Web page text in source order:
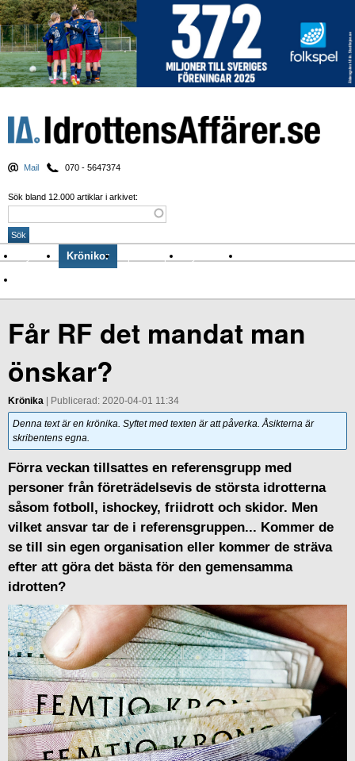
Mail 070 - 5647374
Sök bland 12.000 artiklar i arkivet:
Nyheter Krönikor Sport & spel Nyhetsbrev
Får RF det mandat man
önskar?
Krönika | Publicerad: 2020-04-01 11:34
Denna text är en krönika. Syftet med texten är att påverka. Åsikterna är
skribentens egna.
Förra veckan tillsattes en referensgrupp med
personer från företrädelsevis de största idrotterna
såsom fotboll, ishockey, friidrott och skidor. Men
vilket ansvar tar de i referensgruppen... Kommer de
se till sin egen organisation eller kommer de sträva
efter att göra det bästa för den gemensamma
idrotten?